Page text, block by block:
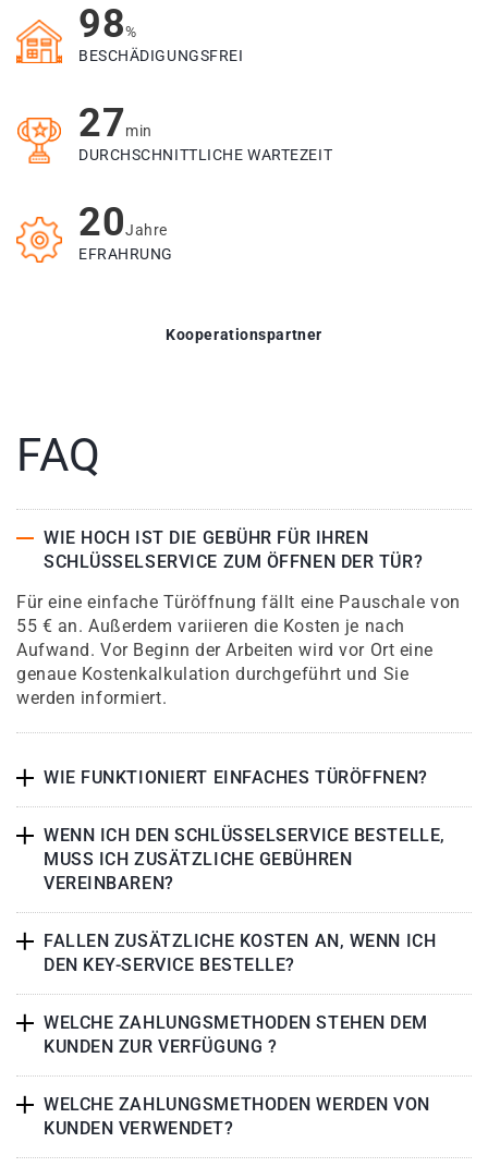
98%
BESCHÄDIGUNGSFREI
27min
DURCHSCHNITTLICHE WARTEZEIT
20Jahre
EFRAHRUNG
Kooperationspartner
FAQ
WIE HOCH IST DIE GEBÜHR FÜR IHREN
SCHLÜSSELSERVICE ZUM ÖFFNEN DER TÜR?
Für eine einfache Türöffnung fällt eine Pauschale von
55 € an. Außerdem variieren die Kosten je nach
Aufwand. Vor Beginn der Arbeiten wird vor Ort eine
genaue Kostenkalkulation durchgeführt und Sie
werden informiert.
WIE FUNKTIONIERT EINFACHES TÜRÖFFNEN?
WENN ICH DEN SCHLÜSSELSERVICE BESTELLE,
MUSS ICH ZUSÄTZLICHE GEBÜHREN
VEREINBAREN?
FALLEN ZUSÄTZLICHE KOSTEN AN, WENN ICH
DEN KEY-SERVICE BESTELLE?
WELCHE ZAHLUNGSMETHODEN STEHEN DEM
KUNDEN ZUR VERFÜGUNG ?
WELCHE ZAHLUNGSMETHODEN WERDEN VON
KUNDEN VERWENDET?